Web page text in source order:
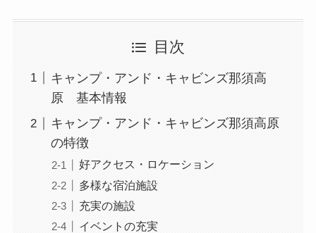
目次
キャンプ・アンド・キャビンズ那須高
原 基本情報
キャンプ・アンド・キャビンズ那須高原
の特徴
好アクセス・ロケーション
多様な宿泊施設
充実の施設
イベントの充実